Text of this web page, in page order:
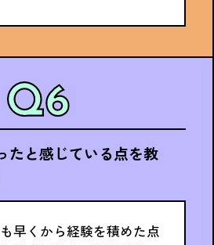
たと感じている点を教
早くから経験を積めた点